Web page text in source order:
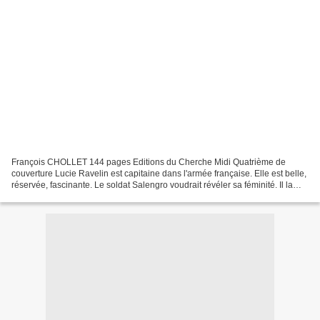
François CHOLLET 144 pages Editions du Cherche Midi Quatrième de
couverture Lucie Ravelin est capitaine dans l'armée française. Elle est belle,
réservée, fascinante. Le soldat Salengro voudrait révéler sa féminité. Il la